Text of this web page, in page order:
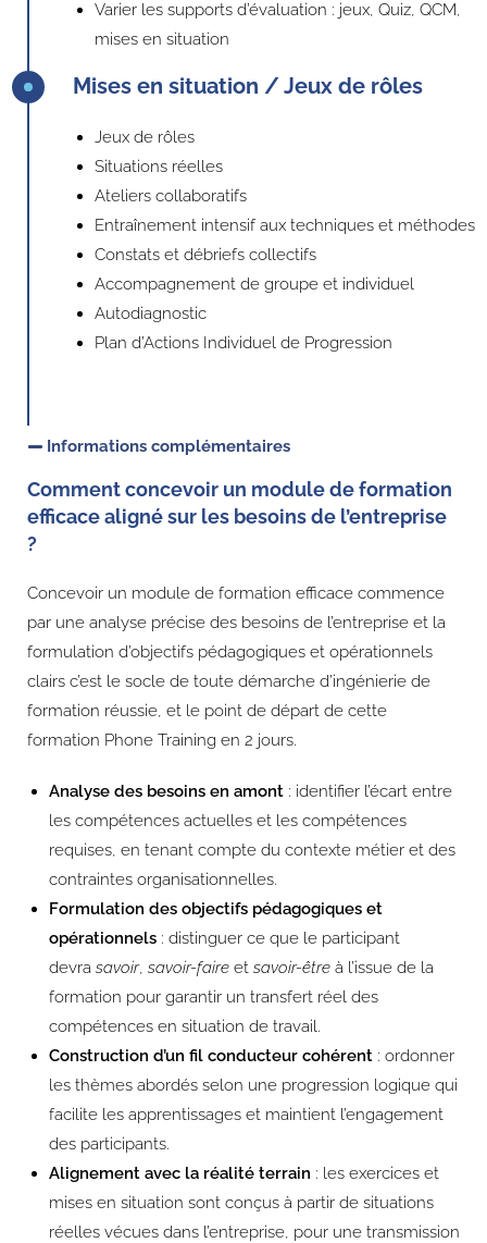
Varier les supports d’évaluation : jeux, Quiz, QCM,
mises en situation
Mises en situation / Jeux de rôles
Jeux de rôles
Situations réelles
Ateliers collaboratifs
Entraînement intensif aux techniques et méthodes
Constats et débriefs collectifs
Accompagnement de groupe et individuel
Autodiagnostic
Plan d’Actions Individuel de Progression
Informations complémentaires
Comment concevoir un module de formation
efficace aligné sur les besoins de l’entreprise
?
Concevoir un module de formation efficace commence
par une analyse précise des besoins de l’entreprise et la
formulation d’objectifs pédagogiques et opérationnels
clairs c’est le socle de toute démarche d’ingénierie de
formation réussie, et le point de départ de cette
formation Phone Training en 2 jours.
Analyse des besoins en amont : identifier l’écart entre
les compétences actuelles et les compétences
requises, en tenant compte du contexte métier et des
contraintes organisationnelles.
Formulation des objectifs pédagogiques et
opérationnels : distinguer ce que le participant
devra savoir, savoir-faire et savoir-être à l’issue de la
formation pour garantir un transfert réel des
compétences en situation de travail.
Construction d’un fil conducteur cohérent : ordonner
les thèmes abordés selon une progression logique qui
facilite les apprentissages et maintient l’engagement
des participants.
Alignement avec la réalité terrain : les exercices et
mises en situation sont conçus à partir de situations
réelles vécues dans l’entreprise, pour une transmission